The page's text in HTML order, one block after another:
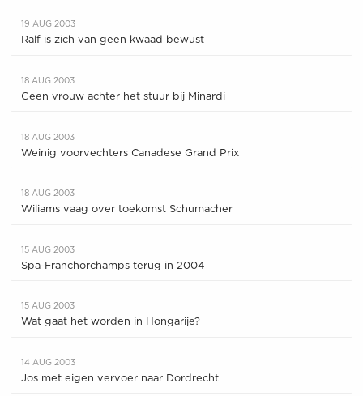
19 AUG 2003
Ralf is zich van geen kwaad bewust
18 AUG 2003
Geen vrouw achter het stuur bij Minardi
18 AUG 2003
Weinig voorvechters Canadese Grand Prix
18 AUG 2003
Wiliams vaag over toekomst Schumacher
15 AUG 2003
Spa-Franchorchamps terug in 2004
15 AUG 2003
Wat gaat het worden in Hongarije?
14 AUG 2003
Jos met eigen vervoer naar Dordrecht